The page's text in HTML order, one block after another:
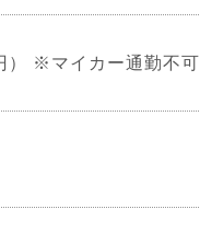
） ※マイカー通勤不可